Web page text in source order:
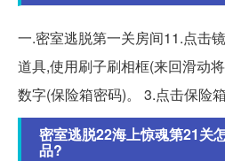
一.密室逃脱第一关房间11.点击
道具,使用刷子刷相框(来回滑动
数字(保险箱密码)。 3.点击保险
密室逃脱22海上惊魂第21关
品?